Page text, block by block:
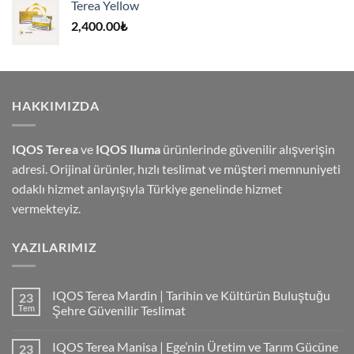
Terea Yellow
2,400.00₺
HAKKIMIZDA
IQOS Tereave IQOS Iluma ürünlerinde güvenilir alışverişin
adresi. Orijinal ürünler, hızlı teslimat ve müşteri memnuniyeti
odaklı hizmet anlayışıyla Türkiye genelinde hizmet
vermekteyiz.
YAZILARIMIZ
23
Tem
IQOS Terea Mardin | Tarihin ve Kültürün Buluştuğu
Şehre Güvenilir Teslimat
23 IQOS Terea Manisa | Ege’nin Üretim ve Tarım Gücüne